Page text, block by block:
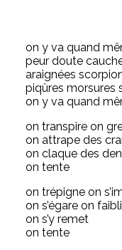
on y va quand
peur doute
araignées
piqûres morsures
on y va quand
on transpire on
on attrape des
on claque des
on tente
on trépigne on
on s’égare on
on s’y remet
on tente